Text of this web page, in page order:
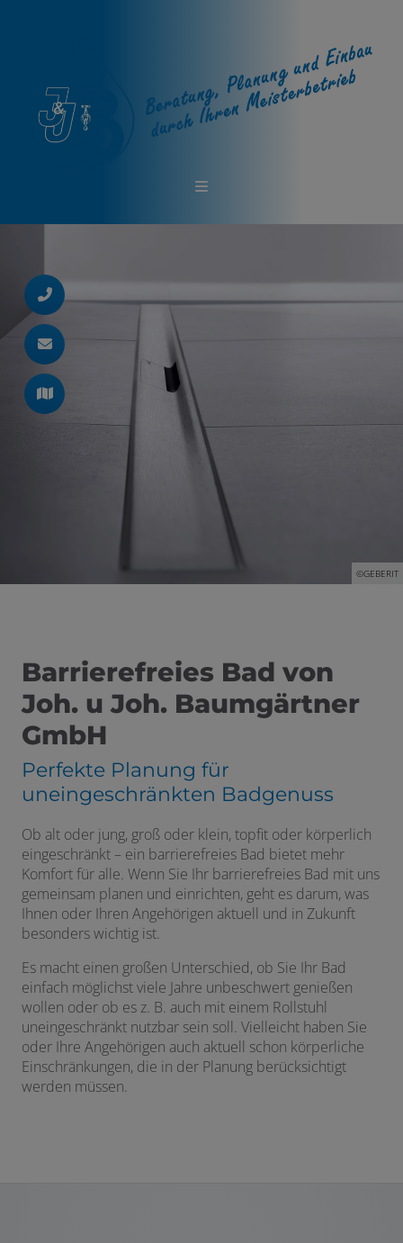
©GEBERIT
Barrierefreies Bad von
Joh. u Joh. Baumgärtner
GmbH
Perfekte Planung für
uneingeschränkten Badgenuss
Ob alt oder jung, groß oder klein, topfit oder körperlich
eingeschränkt – ein barrierefreies Bad bietet mehr
Komfort für alle. Wenn Sie Ihr barrierefreies Bad mit uns
gemeinsam planen und einrichten, geht es darum, was
Ihnen oder Ihren Angehörigen aktuell und in Zukunft
besonders wichtig ist.
Es macht einen großen Unterschied, ob Sie Ihr Bad
einfach möglichst viele Jahre unbeschwert genießen
wollen oder ob es z. B. auch mit einem Rollstuhl
uneingeschränkt nutzbar sein soll. Vielleicht haben Sie
oder Ihre Angehörigen auch aktuell schon körperliche
Einschränkungen, die in der Planung berücksichtigt
werden müssen.
schließen
schließen
schließen
und schließen